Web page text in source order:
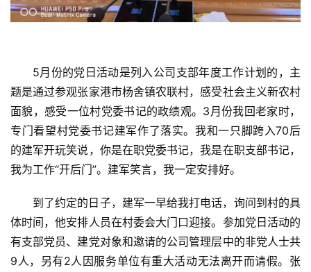
5月份的党日活动是列入公司支部年度工作计划的，主
题是通过参观张家港市杨舍镇农联村，感受社会主义新农村
面貌，感受一位村党委书记的政绩观。3月份我回老家时，
专门看望村党委书记建军作了落实。我和一只脚跨入70后
的建军开玩笑说，你是在职党委书记，我是在职支部书记，
我为工作“开后门”。建军笑言，我一定安排好。
到了约定的日子，建军一早给我打电话，询问到村的具
体时间，他安排人员在村委会大门口迎接。参加党日活动的
有支部党员、建党对象和邀请的公司管理层中的非党人士共
9人，另有2人因服务单位有重大活动无法离开而请假。张